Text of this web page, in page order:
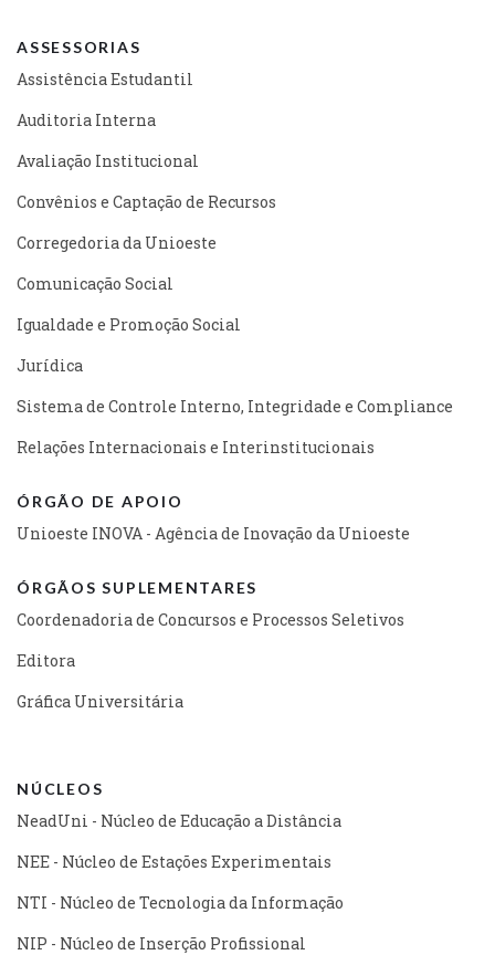
ASSESSORIAS
Assistência Estudantil
Auditoria Interna
Avaliação Institucional
Convênios e Captação de Recursos
Corregedoria da Unioeste
Comunicação Social
Igualdade e Promoção Social
Jurídica
Sistema de Controle Interno, Integridade e Compliance
Relações Internacionais e Interinstitucionais
ÓRGÃO DE APOIO
Unioeste INOVA - Agência de Inovação da Unioeste
ÓRGÃOS SUPLEMENTARES
Coordenadoria de Concursos e Processos Seletivos
Editora
Gráfica Universitária
NÚCLEOS
NeadUni - Núcleo de Educação a Distância
NEE - Núcleo de Estações Experimentais
NTI - Núcleo de Tecnologia da Informação
NIP - Núcleo de Inserção Profissional